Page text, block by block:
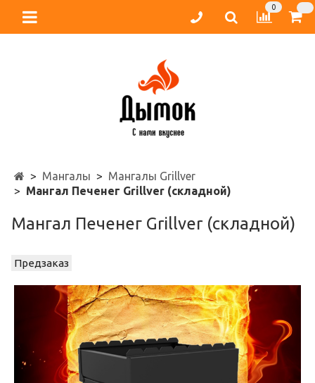
0
Мангалы
Мангалы Grillver
Мангал Печенег Grillver (складной)
Мангал Печенег Grillver (складной)
Предзаказ